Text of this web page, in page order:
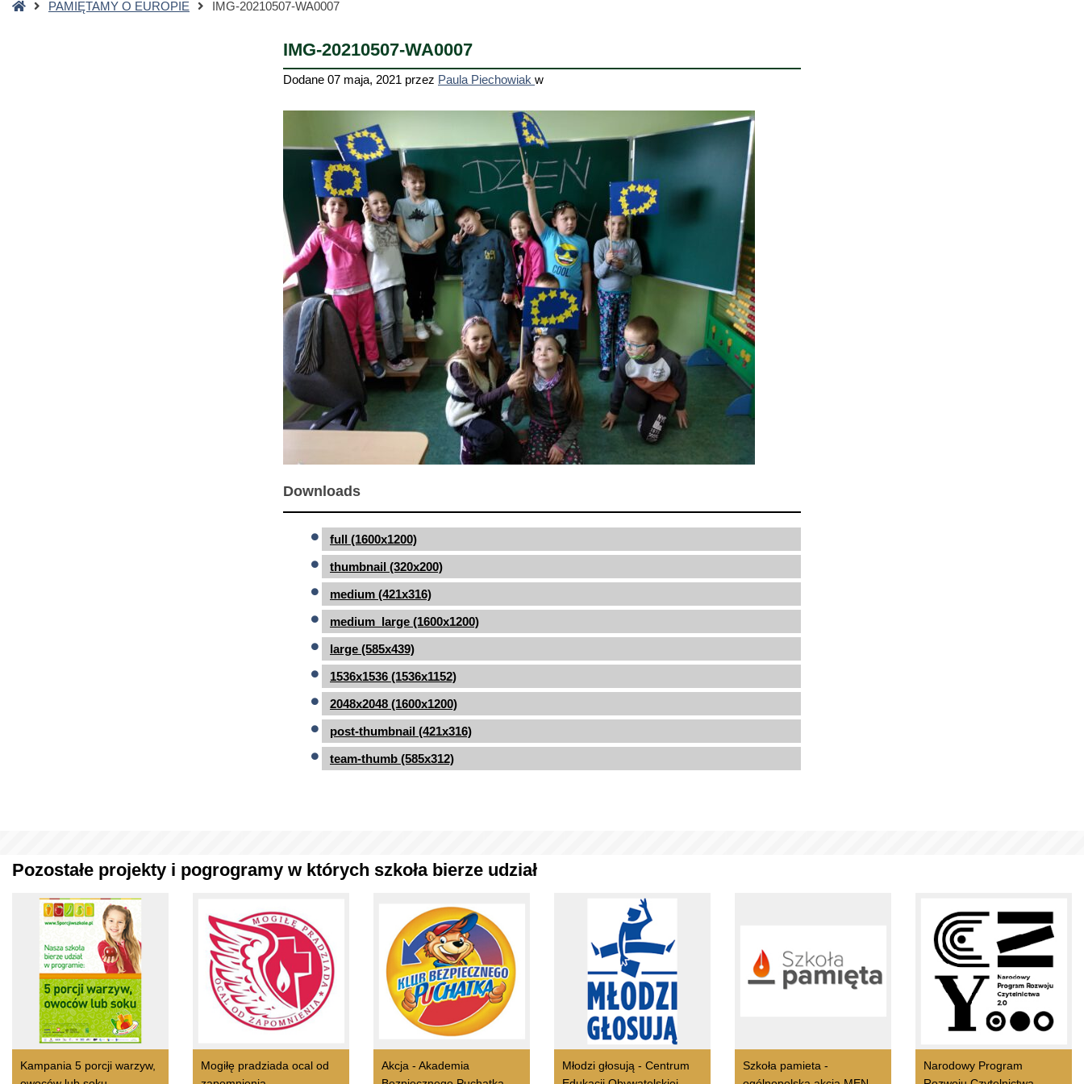
StronaPAMIĘTAMY O EUROPIE IMG-20210507-WA0007
IMG-20210507-WA0007
Dodane 07 maja, 2021 przez Paula Piechowiak w
Downloads
full (1600x1200)
thumbnail (320x200)
medium (421x316)
medium_large (1600x1200)
large (585x439)
1536x1536 (1536x1152)
2048x2048 (1600x1200)
post-thumbnail (421x316)
team-thumb (585x312)
Pozostałe projekty i pogrogramy w których szkoła bierze udział
Kampania 5 porcji warzyw,
Mogiłę pradziada ocal od
Akcja - Akademia
Młodzi głosują - Centrum
Szkoła pamieta -
Narodowy Program